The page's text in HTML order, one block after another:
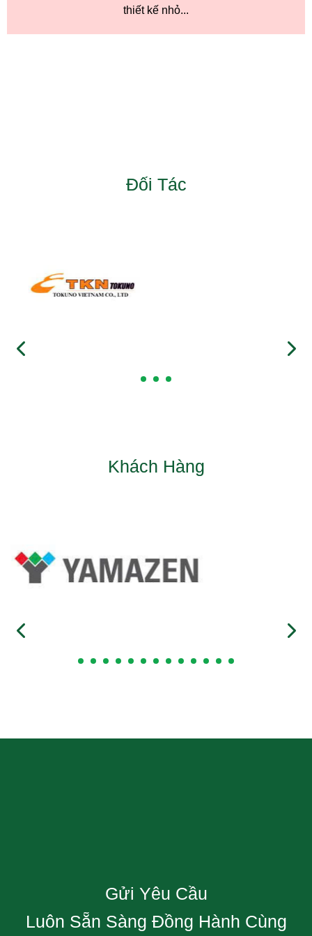
thiết kế nhỏ...
Đối Tác
Khách Hàng
Gửi Yêu Cầu
Luôn Sẵn Sàng Đồng Hành Cùng